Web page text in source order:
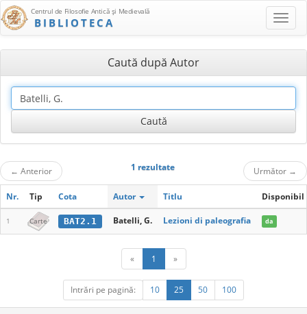
Centrul de Filosofie Antică şi Medievală
BIBLIOTECA
Caută după Autor
← Anterior 1 rezultate Următor →
Nr. Tip Cota Autor Titlu Disponibil
1 Carte BAT2.1 Batelli, G. Lezioni di paleografia da
« 1 »
Intrări pe pagină: 10 25 50 100